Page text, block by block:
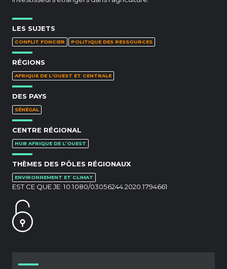
LES SUJETS
CONFLIT FONCIER POLITIQUE DES RESSOURCES
RÉGIONS
AFRIQUE DE L'OUEST ET CENTRALE
DES PAYS
SÉNÉGAL
CENTRE RÉGIONAL
HUB AFRIQUE DE L’OUEST
THÈMES DES PÔLES RÉGIONAUX
ENVIRONNEMENT ET CLIMAT
EST CE QUE JE:10.1080/03056244.2020.1794661